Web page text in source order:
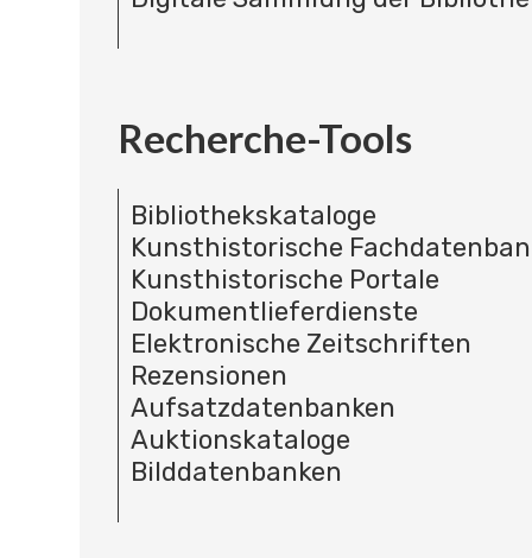
Recherche-Tools
Bibliothekskataloge
Kunsthistorische
Kunsthistorische Portale
Dokumentlieferdienste
Elektronische Zeitschriften
Rezensionen
Aufsatzdatenbanken
Auktionskataloge
Bilddatenbanken